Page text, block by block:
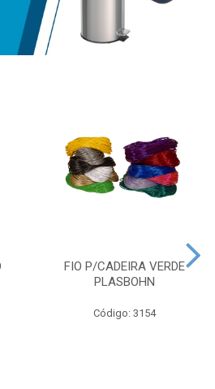
FIO P/CADEIRA VERDE
PLASBOHN
Código: 3154